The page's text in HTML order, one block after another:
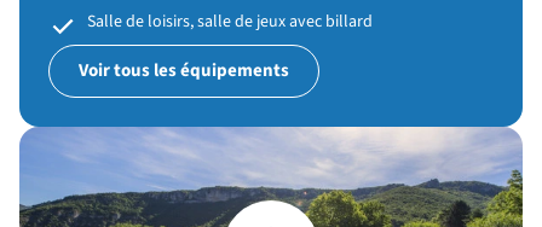
Salle de loisirs, salle de jeux avec billard
Voir tous les équipements